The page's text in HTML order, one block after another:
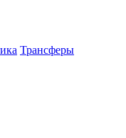
Трансферы